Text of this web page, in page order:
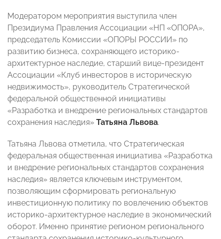
Модератором мероприятия выступила член
Президиума Правления Ассоциации «НП «ОПОРА»,
председатель Комиссии «ОПОРЫ РОССИИ» по
развитию бизнеса, сохраняющего историко-
архитектурное наследие, старший вице-президент
Ассоциации «Клуб инвесторов в историческую
недвижимость», руководитель Стратегической
федеральной общественной инициативы
«Разработка и внедрение региональных стандартов
сохранения наследия» Татьяна Львова.
Татьяна Львова отметила, что Стратегическая
федеральная общественная инициатива «Разработка
и внедрение региональных стандартов сохранения
наследия» является ключевым инструментом,
позволяющим сформировать региональную
инвестиционную политику по вовлечению объектов
историко-архитектурное наследие в экономический
оборот. Именно принятие регионом регионального